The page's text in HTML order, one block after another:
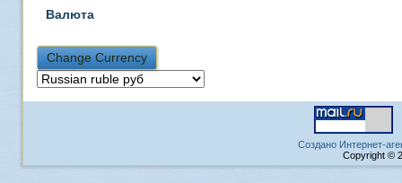
Валюта
Создано Интернет-
Copyright ©